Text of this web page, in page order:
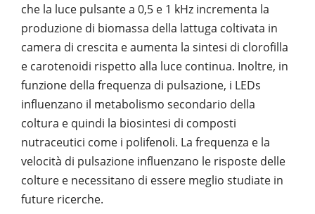
che la luce pulsante a 0,5 e 1 kHz incrementa la
produzione di biomassa della lattuga coltivata in
camera di crescita e aumenta la sintesi di clorofilla
e carotenoidi rispetto alla luce continua. Inoltre, in
funzione della frequenza di pulsazione, i LEDs
influenzano il metabolismo secondario della
coltura e quindi la biosintesi di composti
nutraceutici come i polifenoli. La frequenza e la
velocità di pulsazione influenzano le risposte delle
colture e necessitano di essere meglio studiate in
future ricerche.